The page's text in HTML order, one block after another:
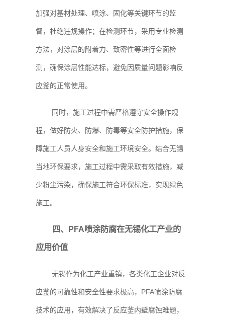
加强对基材处理、喷涂、固化等关键环节的监
督，杜绝违规操作；在检测环节，采用专业检测
方法，对涂层的附着力、致密性等进行全面检
测，确保涂层性能达标，避免因质量问题影响反
应釜的正常使用。
同时，施工过程中需严格遵守安全操作规
程，做好防火、防爆、防毒等安全防护措施，保
障施工人员人身安全和施工环境安全。结合无锡
当地环保要求，施工过程中需采取有效措施，减
少粉尘污染，确保施工符合环保标准，实现绿色
施工。
四、PFA喷涂防腐在无锡化工产业的
应用价值
无锡作为化工产业重镇，各类化工企业对反
应釜的可靠性和安全性要求极高，PFA喷涂防腐
技术的应用，有效解决了反应釜内壁腐蚀难题，